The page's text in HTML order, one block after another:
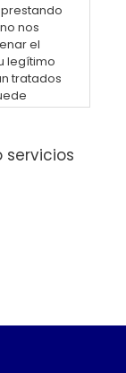
nos
el
legítimo
tratados
de datos
correo
una
Bajo 1a,